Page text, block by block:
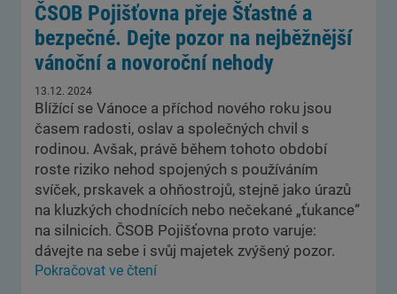
ČSOB Pojišťovna přeje Šťastné a
bezpečné. Dejte pozor na nejběžnější
vánoční a novoroční nehody
13.12. 2024
Blížící se Vánoce a příchod nového roku jsou
časem radosti, oslav a společných chvil s
rodinou. Avšak, právě během tohoto období
roste riziko nehod spojených s používáním
svíček, prskavek a ohňostrojů, stejně jako úrazů
na kluzkých chodnících nebo nečekané „ťukance“
na silnicích. ČSOB Pojišťovna proto varuje:
dávejte na sebe i svůj majetek zvýšený pozor.
Pokračovat ve čtení